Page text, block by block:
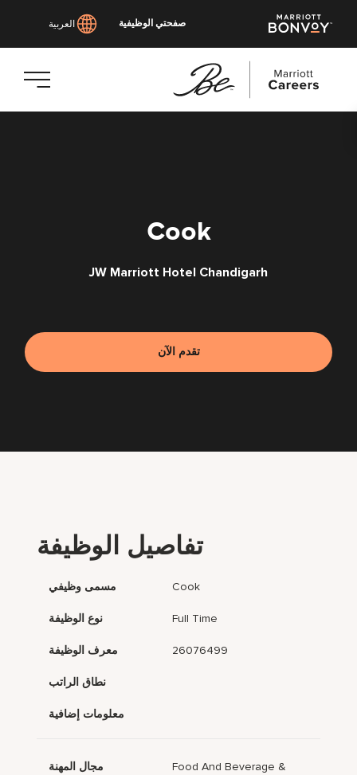
صفحتي الوظيفية العربية
Cook
JW Marriott Hotel Chandigarh
تقدم الآن
تفاصيل الوظيفة
مسمى وظيفي Cook
نوع الوظيفة Full Time
معرف الوظيفة 26076499
نطاق الراتب
معلومات إضافية
مجال المهنة
Food And Beverage &